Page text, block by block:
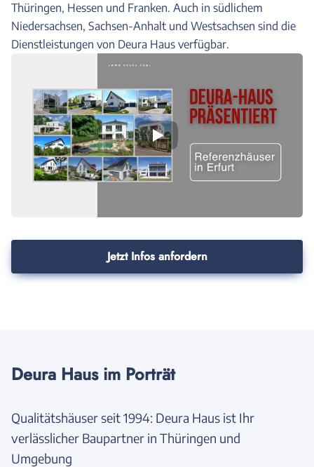
Thüringen, Hessen und Franken. Auch in südlichem
Niedersachsen, Sachsen-Anhalt und Westsachsen sind die
Dienstleistungen von Deura Haus verfügbar.
Jetzt Infos anfordern
Deura Haus im Porträt
Qualitätshäuser seit 1994: Deura Haus ist Ihr
verlässlicher Baupartner in Thüringen und
Umgebung